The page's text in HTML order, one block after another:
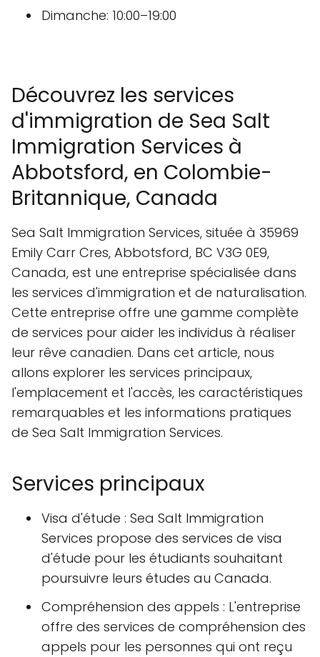
Dimanche: 10:00–19:00
Découvrez les services
d'immigration de Sea Salt
Immigration Services à
Abbotsford, en Colombie-
Britannique, Canada
Sea Salt Immigration Services, située à 35969
Emily Carr Cres, Abbotsford, BC V3G 0E9,
Canada, est une entreprise spécialisée dans
les services d'immigration et de naturalisation.
Cette entreprise offre une gamme complète
de services pour aider les individus à réaliser
leur rêve canadien. Dans cet article, nous
allons explorer les services principaux,
l'emplacement et l'accès, les caractéristiques
remarquables et les informations pratiques
de Sea Salt Immigration Services.
Services principaux
Visa d'étude : Sea Salt Immigration
Services propose des services de visa
d'étude pour les étudiants souhaitant
poursuivre leurs études au Canada.
Compréhension des appels : L'entreprise
offre des services de compréhension des
appels pour les personnes qui ont reçu